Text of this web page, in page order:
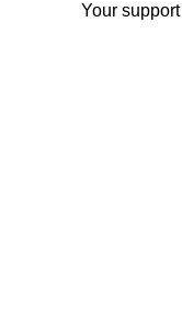
Your